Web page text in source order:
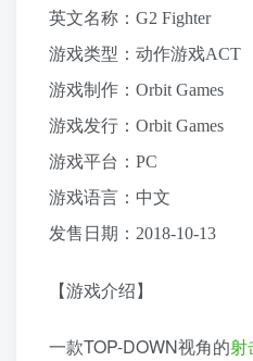
英文名称：G2 Fighter
游戏类型：动作游戏ACT
游戏制作：Orbit Games
游戏发行：Orbit Games
游戏平台：PC
游戏语言：中文
发售日期：2018-10-13
【游戏介绍】
一款TOP-DOWN视角的射